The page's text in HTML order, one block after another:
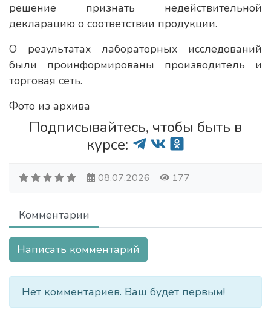
решение признать недействительной
декларацию о соответствии продукции.
О результатах лабораторных исследований
были проинформированы производитель и
торговая сеть.
Фото из архива
Подписывайтесь, чтобы быть в
курсе:
08.07.2026 177
Комментарии
Написать комментарий
Нет комментариев. Ваш будет первым!